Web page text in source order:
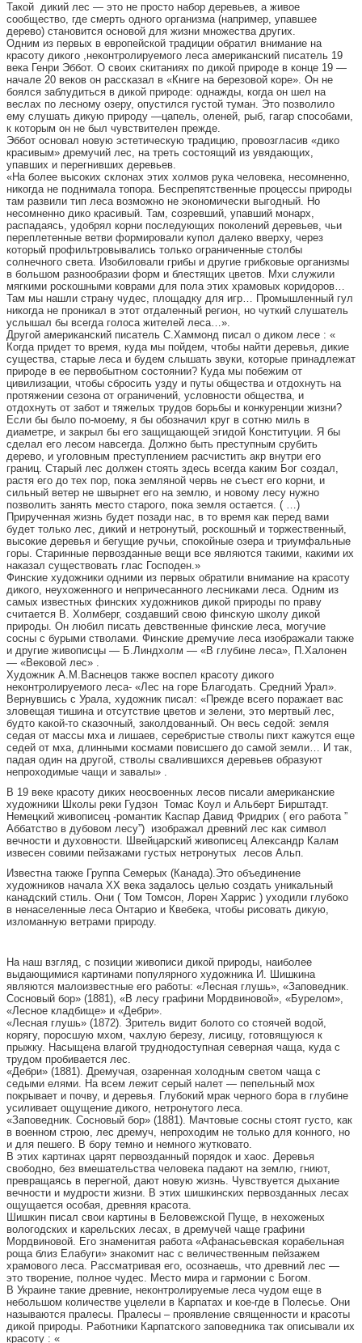
Такой дикий лес — это не просто набор деревьев, а живое
сообщество, где смерть одного организма (например, упавшее
дерево) становится основой для жизни множества других.
Одним из первых в европейской традиции обратил внимание на
красоту дикого ,неконтролируемого леса американский писатель 19
века Генри Эббот. О своих скитаниях по дикой природе в конце 19 —
начале 20 веков он рассказал в «Книге на березовой коре». Он не
боялся заблудиться в дикой природе: однажды, когда он шел на
веслах по лесному озеру, опустился густой туман. Это позволило
ему слушать дикую природу —цапель, оленей, рыб, гагар способами,
к которым он не был чувствителен прежде.
Эббот основал новую эстетическую традицию, провозгласив «дико
красивым» дремучий лес, на треть состоящий из увядающих,
упавших и перегнивших деревьев.
«На более высоких склонах этих холмов рука человека, несомненно,
никогда не поднимала топора. Беспрепятственные процессы природы
там развили тип леса возможно не экономически выгодный. Но
несомненно дико красивый. Там, созревший, упавший монарх,
распадаясь, удобрял корни последующих поколений деревьев, чьи
переплетенные ветви формировали купол далеко вверху, через
который профильтровывались только ограниченные столбы
солнечного света. Изобиловали грибы и другие грибковые организмы
в большом разнообразии форм и блестящих цветов. Мхи служили
мягкими роскошными коврами для пола этих храмовых коридоров…
Там мы нашли страну чудес, площадку для игр… Промышленный гул
никогда не проникал в этот отдаленный регион, но чуткий слушатель
услышал бы всегда голоса жителей леса…».
Другой американский писатель С.Хаммонд писал о диком лесе : «
Когда придет то время, куда мы пойдем, чтобы найти деревья, дикие
существа, старые леса и будем слышать звуки, которые принадлежат
природе в ее первобытном состоянии? Куда мы побежим от
цивилизации, чтобы сбросить узду и путы общества и отдохнуть на
протяжении сезона от ограничений, условности общества, и
отдохнуть от забот и тяжелых трудов борьбы и конкуренции жизни?
Если бы было по-моему, я бы обозначил круг в сотню миль в
диаметре, и закрыл бы его защищающей эгидой Конституции. Я бы
сделал его лесом навсегда. Должно быть преступным срубить
дерево, и уголовным преступлением расчистить акр внутри его
границ. Старый лес должен стоять здесь всегда каким Бог создал,
растя его до тех пор, пока земляной червь не съест его корни, и
сильный ветер не швырнет его на землю, и новому лесу нужно
позволить занять место старого, пока земля остается. ( …)
Прирученная жизнь будет позади нас, в то время как перед вами
будет только лес, дикий и нетронутый, роскошный и торжественный,
высокие деревья и бегущие ручьи, спокойные озера и триумфальные
горы. Старинные первозданные вещи все являются такими, какими их
наказал существовать глас Господен.»
Финские художники одними из первых обратили внимание на красоту
дикого, неухоженного и непричесанного лесниками леса. Одним из
самых известных финских художников дикой природы по праву
считается В. Холмберг, создавший свою финскую школу дикой
природы. Он любил писать девственные финские леса, могучие
сосны с бурыми стволами. Финские дремучие леса изображали также
и другие живописцы — Б.Линдхолм — «В глубине леса», П.Халонен
— «Вековой лес» .
Художник А.М.Васнецов также воспел красоту дикого
неконтролируемого леса- «Лес на горе Благодать. Средний Урал».
Вернувшись с Урала, художник писал: «Прежде всего поражает вас
зловещая тишина и отсутствие цветов и зелени, это мертвый лес,
будто какой-то сказочный, заколдованный. Он весь седой: земля
седая от массы мха и лишаев, серебристые стволы пихт кажутся еще
седей от мха, длинными космами повисшего до самой земли… И так,
падая один на другой, стволы свалившихся деревьев образуют
непроходимые чащи и завалы» .
В 19 веке красоту диких неосвоенных лесов писали американские
художники Школы реки Гудзон Томас Коул и Альберт Бирштадт.
Немецкий живописец -романтик Каспар Давид Фридрих ( его работа ”
Аббатство в дубовом лесу”) изображал древний лес как символ
вечности и духовности. Швейцарский живописец Александр Калам
извесен совими пейзажами густых нетронутых лесов Альп.
Известна также Группа Семерых (Канада).Это объединение
художников начала XX века задалось целью создать уникальный
канадский стиль. Они ( Том Томсон, Лорен Харрис ) уходили глубоко
в ненаселенные леса Онтарио и Квебека, чтобы рисовать дикую,
изломанную ветрами природу.
На наш взгляд, с позиции живописи дикой природы, наиболее
выдающимися картинами популярного художника И. Шишкина
являются малоизвестные его работы: «Лесная глушь», «Заповедник.
Сосновый бор» (1881), «В лесу графини Мордвиновой», «Бурелом»,
«Лесное кладбище» и «Дебри».
«Лесная глушь» (1872). Зритель видит болото со стоячей водой,
корягу, поросшую мхом, чахлую березу, лисицу, готовящуюся к
прыжку. Насыщена влагой труднодоступная северная чаща, куда с
трудом пробивается лес.
«Дебри» (1881). Дремучая, озаренная холодным светом чаща с
седыми елями. На всем лежит серый налет — пепельный мох
покрывает и почву, и деревья. Глубокий мрак черного бора в глубине
усиливает ощущение дикого, нетронутого леса.
«Заповедник. Сосновый бор» (1881). Мачтовые сосны стоят густо, как
в военном строю, лес дремуч, непроходим не только для конного, но
и для пешего. В бору темно и немного жутковато.
В этих картинах царят первозданный порядок и хаос. Деревья
свободно, без вмешательства человека падают на землю, гниют,
превращаясь в перегной, дают новую жизнь. Чувствуется дыхание
вечности и мудрости жизни. В этих шишкинских первозданных лесах
ощущается особая, древняя красота.
Шишкин писал свои картины в Беловежской Пуще, в нехоженых
вологодских и карельских лесах, в дремучей чаще графини
Мордвиновой. Его знаменитая работа «Афанасьевская корабельная
роща близ Елабуги» знакомит нас с величественным пейзажем
храмового леса. Рассматривая его, осознаешь, что древний лес —
это творение, полное чудес. Место мира и гармонии с Богом.
В Украине такие древние, неконтролируемые леса чудом еще в
небольшом количестве уцелели в Карпатах и кое-где в Полесье. Они
называются пралесы. Пралесы – проявление священности и красоты
дикой природы. Работники Карпатского заповедника так описывали их
красоту : «